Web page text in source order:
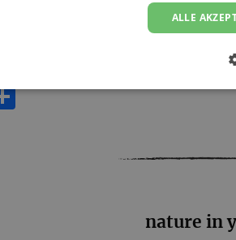
es können Gebühren
Paketgewicht bis 2 KG!
Teilen
nature in
ALLE